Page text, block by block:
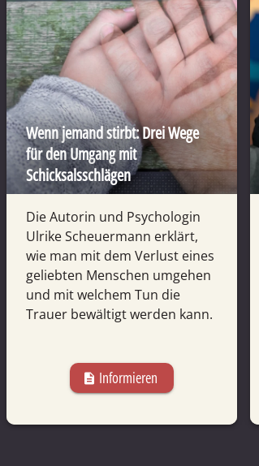
Wenn jemand stirbt: Drei Wege
für den Umgang mit
Schicksalsschlägen
Die Autorin und Psych­ologin
Ulrike Scheuer­mann erklärt,
wie man mit dem Verlust eines
geliebten Menschen umgehen
und mit welchem Tun die
Trauer bewältigt werden kann.
description Informieren